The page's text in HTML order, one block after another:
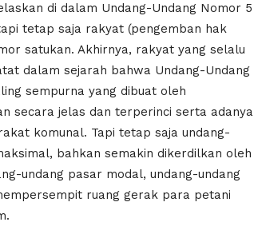
di dalam Undang-Undang Nomor 5
tetap saja rakyat (pengemban hak
satukan. Akhirnya, rakyat yang selalu
dalam sejarah bahwa Undang-Undang
sempurna yang dibuat oleh
secara jelas dan terperinci serta adanya
komunal. Tapi tetap saja undang-
bahkan semakin dikerdilkan oleh
undang pasar modal, undang-undang
ruang gerak para petani